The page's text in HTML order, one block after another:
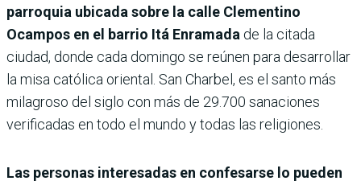
parroquia ubicada sobre la calle Clementino
Ocampos en el barrio Itá Enramada de la citada
ciudad, donde cada domingo se reúnen para desarrollar
la misa católica oriental. San Charbel, es el santo más
milagroso del siglo con más de 29.700 sanaciones
verificadas en todo el mundo y todas las religiones.
Las personas interesadas en confesarse lo pueden